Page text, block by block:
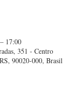
17:00
351 - Centro
90020-000, Brasil